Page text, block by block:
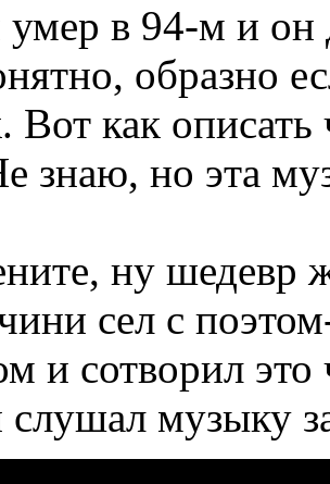
в 94-м и он
образно
Вот как описать
знаю, но эта
ну шедевр
сел с
и сотворил
музыку